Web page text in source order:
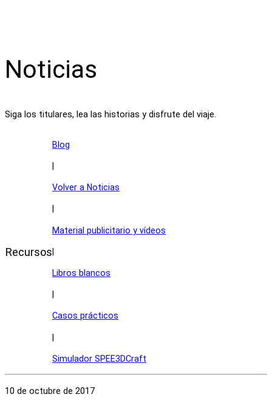
Noticias
Siga los titulares, lea las historias y disfrute del viaje.
Recursos
Blog
Volver a Noticias
Material publicitario y vídeos
Libros blancos
Casos prácticos
|
Simulador SPEE3DCraft
10 de octubre de 2017